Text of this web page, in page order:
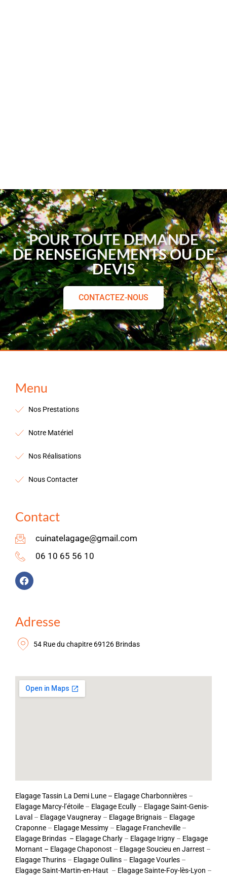
POUR TOUTE DEMANDE
DE RENSEIGNEMENTS OU DE
DEVIS
CONTACTEZ-NOUS
Menu
Nos Prestations
Notre Matériel
Nos Réalisations
Nous Contacter
Contact
cuinatelagage@gmail.com
06 10 65 56 10
Adresse
54 Rue du chapitre 69126 Brindas
Elagage Tassin La Demi Lune – Elagage Charbonnières –
Elagage Marcy-l’étoile – Elagage Ecully – Elagage Saint-Genis-
Laval – Elagage Vaugneray – Elagage Brignais – Elagage
Craponne – Elagage Messimy – Elagage Francheville –
Elagage Brindas – Elagage Charly – Elagage Irigny – Elagage
Mornant – Elagage Chaponost – Elagage Soucieu en Jarrest –
Elagage Thurins – Elagage Oullins – Elagage Vourles –
Elagage Saint-Martin-en-Haut – Elagage Sainte-Foy-lès-Lyon –